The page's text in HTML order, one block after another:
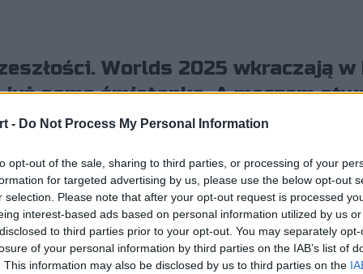
- Do Not Process My Personal Information
opt-out of the sale, sharing to third parties, or processing of your
for targeted advertising by us, please use the below opt-out
selection. Please note that after your opt-out request is processed
interest-based ads based on personal information utilized by us
to third parties prior to your opt-out. You may separately
of your personal information by third parties on the IAB’s list of
This information may also be disclosed by us to third parties on the
Worlds 2025 wkraczają
sama śmietanka. A meczem
tytanów.
BO5
vs
08:00